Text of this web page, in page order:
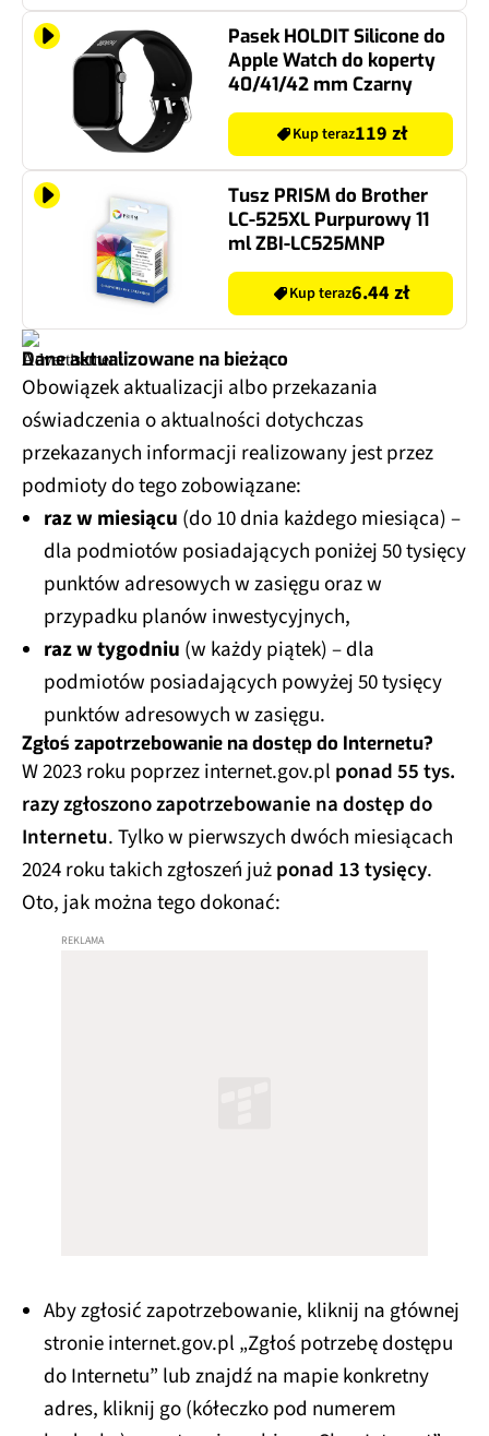
Pasek HOLDIT Silicone do
Apple Watch do koperty
40/41/42 mm Czarny
Kup teraz119 zł
Tusz PRISM do Brother
LC-525XL Purpurowy 11
ml ZBI-LC525MNP
Kup teraz6.44 zł
Dane aktualizowane na bieżąco
Obowiązek aktualizacji albo przekazania
oświadczenia o aktualności dotychczas
przekazanych informacji realizowany jest przez
podmioty do tego zobowiązane:
raz w miesiącu (do 10 dnia każdego miesiąca) –
dla podmiotów posiadających poniżej 50 tysięcy
punktów adresowych w zasięgu oraz w
przypadku planów inwestycyjnych,
raz w tygodniu (w każdy piątek) – dla
podmiotów posiadających powyżej 50 tysięcy
punktów adresowych w zasięgu.
Zgłoś zapotrzebowanie na dostęp do Internetu?
W 2023 roku poprzez internet.gov.pl ponad 55 tys.
razy zgłoszono zapotrzebowanie na dostęp do
Internetu. Tylko w pierwszych dwóch miesiącach
2024 roku takich zgłoszeń jużponad 13 tysięcy.
Oto, jak można tego dokonać:
Aby zgłosić zapotrzebowanie, kliknij na głównej
stronie internet.gov.pl „Zgłoś potrzebę dostępu
do Internetu” lub znajdź na mapie konkretny
adres, kliknij go (kółeczko pod numerem